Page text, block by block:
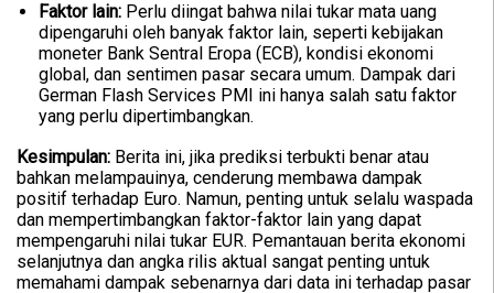
Faktor lain: Perlu diingat bahwa nilai tukar mata uang
dipengaruhi oleh banyak faktor lain, seperti kebijakan
moneter Bank Sentral Eropa (ECB), kondisi ekonomi
global, dan sentimen pasar secara umum. Dampak dari
German Flash Services PMI ini hanya salah satu faktor
yang perlu dipertimbangkan.
Kesimpulan: Berita ini, jika prediksi terbukti benar atau
bahkan melampauinya, cenderung membawa dampak
positif terhadap Euro. Namun, penting untuk selalu waspada
dan mempertimbangkan faktor-faktor lain yang dapat
mempengaruhi nilai tukar EUR. Pemantauan berita ekonomi
selanjutnya dan angka rilis aktual sangat penting untuk
memahami dampak sebenarnya dari data ini terhadap pasar